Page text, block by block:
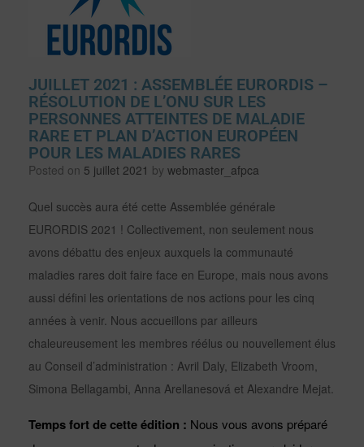
JUILLET 2021 : ASSEMBLÉE EURORDIS –
RÉSOLUTION DE L’ONU SUR LES
PERSONNES ATTEINTES DE MALADIE
RARE ET PLAN D’ACTION EUROPÉEN
POUR LES MALADIES RARES
Posted on 5 juillet 2021 by webmaster_afpca
Quel succès aura été cette Assemblée générale
EURORDIS 2021 ! Collectivement, non seulement nous
avons débattu des enjeux auxquels la communauté
maladies rares doit faire face en Europe, mais nous avons
aussi défini les orientations de nos actions pour les cinq
années à venir. Nous accueillons par ailleurs
chaleureusement les membres réélus ou nouvellement élus
au Conseil d’administration : Avril Daly, Elizabeth Vroom,
Simona Bellagambi, Anna Arellanesová et Alexandre Mejat.
Temps fort de cette édition : Nous vous avons préparé